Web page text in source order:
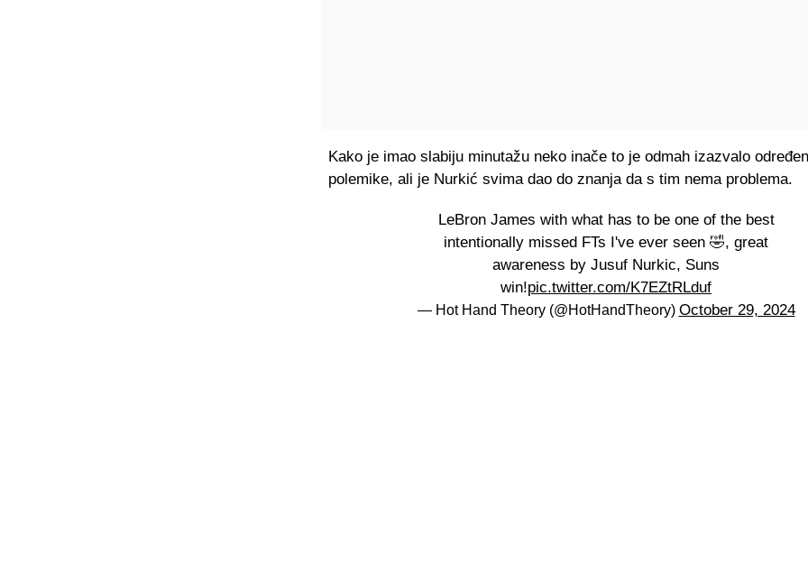
Kako je imao slabiju minutažu neko inače to je odmah izazvalo
polemike, ali je Nurkić svima dao do znanja da s tim nema problema.
LeBron James with what has to be one of the best
intentionally missed FTs I've ever seen 🤣, great
awareness by Jusuf Nurkic, Suns
win!pic.twitter.com/K7EZtRLduf
— Hot Hand Theory (@HotHandTheory) October 29, 2024